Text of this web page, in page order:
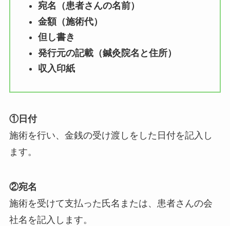
宛名（患者さんの名前）
金額（施術代）
但し書き
発行元の記載（鍼灸院名と住所）
収入印紙
①日付
施術を行い、金銭の受け渡しをした日付を記入し
ます。
②宛名
施術を受けて支払った氏名または、患者さんの会
社名を記入します。